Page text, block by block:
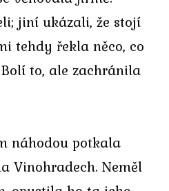
jiní ukázali, že stojí
tehdy řekla něco, co
to, ale zachránila
náhodou potkala
Vinohradech. Neměl